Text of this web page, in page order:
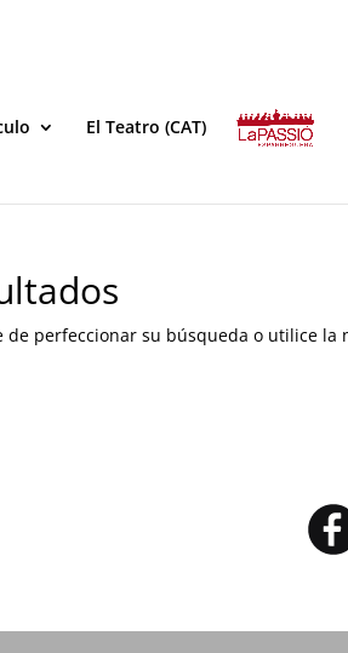
El Teatro (CAT)
perfeccionar su búsqueda o utilice la